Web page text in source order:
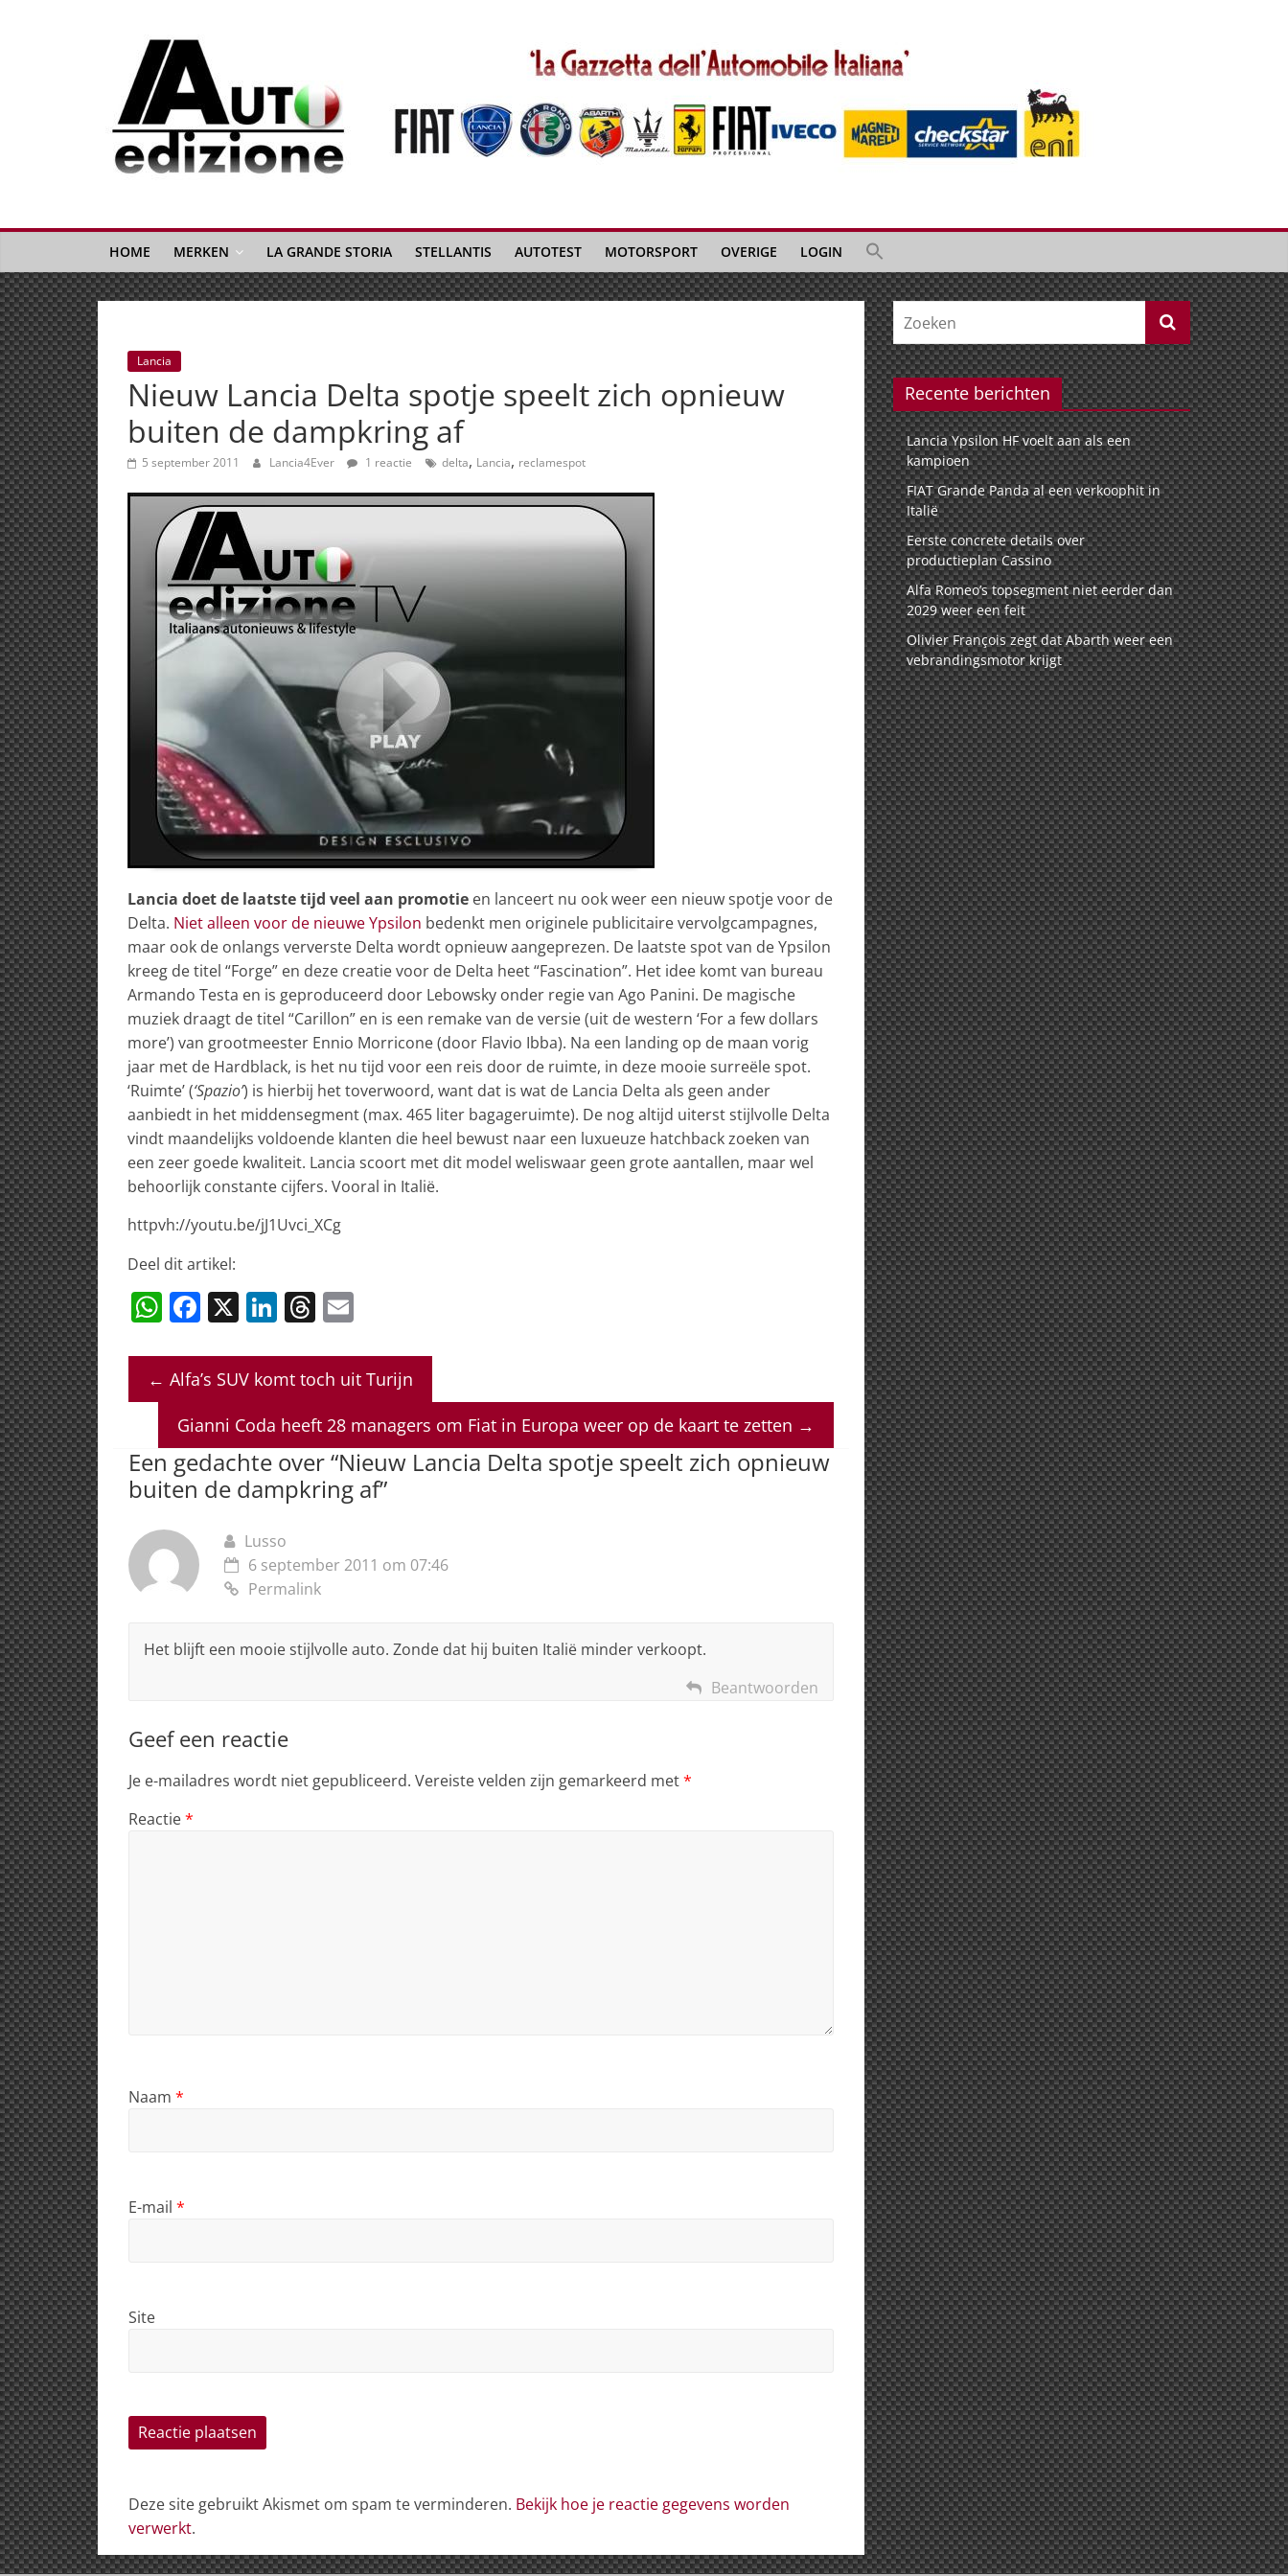
Auto
Edizione
La
Gazetta
dell'Automobile
Italiana
|
Italiaans
autonieuws
&
lifestyle
HOME MERKEN LA GRANDE STORIA STELLANTIS AUTOTEST MOTORSPORT OVERIGE LOGIN
Lancia
Nieuw Lancia Delta spotje speelt zich opnieuw
buiten de dampkring af
5 september 2011 Lancia4Ever 1 reactie delta, Lancia, reclamespot
Lancia doet de laatste tijd veel aan promotie en lanceert nu ook weer een nieuw spotje voor de
Delta. Niet alleen voor de nieuwe Ypsilon bedenkt men originele publicitaire vervolgcampagnes,
maar ook de onlangs ververste Delta wordt opnieuw aangeprezen. De laatste spot van de Ypsilon
kreeg de titel “Forge” en deze creatie voor de Delta heet “Fascination”. Het idee komt van bureau
Armando Testa en is geproduceerd door Lebowsky onder regie van Ago Panini. De magische
muziek draagt de titel “Carillon” en is een remake van de versie (uit de western ‘For a few dollars
more’) van grootmeester Ennio Morricone (door Flavio Ibba). Na een landing op de maan vorig
jaar met de Hardblack, is het nu tijd voor een reis door de ruimte, in deze mooie surreële spot.
‘Ruimte’ (‘Spazio’) is hierbij het toverwoord, want dat is wat de Lancia Delta als geen ander
aanbiedt in het middensegment (max. 465 liter bagageruimte). De nog altijd uiterst stijlvolle Delta
vindt maandelijks voldoende klanten die heel bewust naar een luxueuze hatchback zoeken van
een zeer goede kwaliteit. Lancia scoort met dit model weliswaar geen grote aantallen, maar wel
behoorlijk constante cijfers. Vooral in Italië.
httpvh://youtu.be/jJ1Uvci_XCg
Deel dit artikel:
W
at
s
A
p
p
F
c
e
b
o
o
X Li
k
e
dI
n
T
re
a
d
s
ai
l
← Alfa’s SUV komt toch uit Turijn
Gianni Coda heeft 28 managers om Fiat in Europa weer op de kaart te zetten →
Een gedachte over “Nieuw Lancia Delta spotje speelt zich opnieuw
buiten de dampkring af”
Lusso
6 september 2011 om 07:46
Permalink
Het blijft een mooie stijlvolle auto. Zonde dat hij buiten Italië minder verkoopt.
Beantwoorden
Geef een reactie
Je e-mailadres wordt niet gepubliceerd. Vereiste velden zijn gemarkeerd met*
Reactie*
Naam *
E-mail *
Site
Deze site gebruikt Akismet om spam te verminderen. Bekijk hoe je reactie gegevens worden
verwerkt.
Recente berichten
Lancia Ypsilon HF voelt aan als een
kampioen
FIAT Grande Panda al een verkoophit in
Italië
Eerste concrete details over
productieplan Cassino
Alfa Romeo’s topsegment niet eerder dan
2029 weer een feit
Olivier François zegt dat Abarth weer een
vebrandingsmotor krijgt